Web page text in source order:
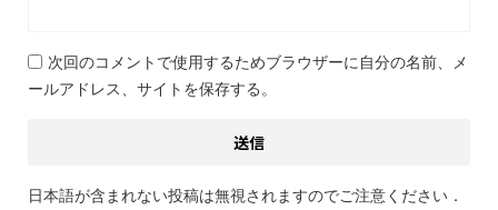
次回のコメントで使用するためブラウザーに自分の名前、メ
ールアドレス、サイトを保存する。
日本語が含まれない投稿は無視されますのでご注意ください．